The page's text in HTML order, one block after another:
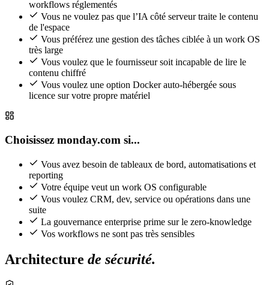
workflows réglementés
Vous ne voulez pas que l’IA côté serveur traite le contenu
de l'espace
Vous préférez une gestion des tâches ciblée à un work OS
très large
Vous voulez que le fournisseur soit incapable de lire le
contenu chiffré
Vous voulez une option Docker auto-hébergée sous
licence sur votre propre matériel
Choisissez monday.com si...
Vous avez besoin de tableaux de bord, automatisations et
reporting
Votre équipe veut un work OS configurable
Vous voulez CRM, dev, service ou opérations dans une
suite
La gouvernance enterprise prime sur le zero-knowledge
Vos workflows ne sont pas très sensibles
Architecture de sécurité.